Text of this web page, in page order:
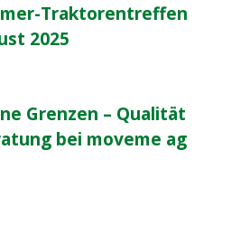
Traktorentreffen
2025
Grenzen – Qualität
bei moveme ag